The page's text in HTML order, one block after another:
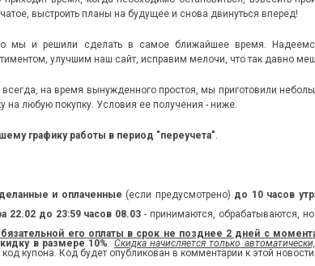
выстроить планы на будущее и снова двинуться вперед!
мы и решили сделать в самое ближайшее время.
улучшим наш сайт, исправим мелочи, что так давно
на время вынужденного простоя, мы приготовили
любую покупку. Условия ее получения - ниже.
графику работы в период "переучета".
и оплаченные (если предусмотрено) до 10 часов
22.02 до 23:59 часов 08.03 - принимаются, обрабатываются, но
его оплаты в срок не позднее 2 дней с
в размере 10%. Скидка начисляется только
купона. Код будет опубликован в комментарии к этой